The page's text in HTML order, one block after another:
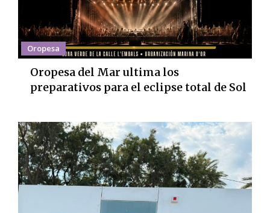
Oropesa
Oropesa del Mar ultima los
preparativos para el eclipse total de Sol